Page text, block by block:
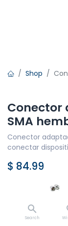
Search
Shop
Conector
SMA
Conector
conectar
$ 84.99
Agregar a la